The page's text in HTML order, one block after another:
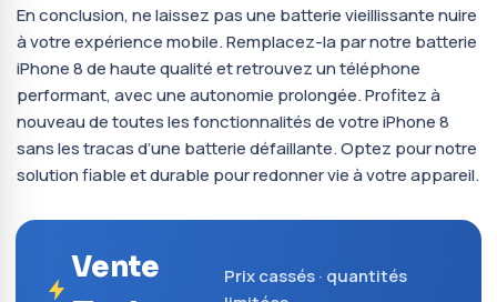
En conclusion, ne laissez pas une batterie vieillissante nuire
à votre expérience mobile. Remplacez-la par notre batterie
iPhone 8 de haute qualité et retrouvez un téléphone
performant, avec une autonomie prolongée. Profitez à
nouveau de toutes les fonctionnalités de votre iPhone 8
sans les tracas d’une batterie défaillante. Optez pour notre
solution fiable et durable pour redonner vie à votre appareil.
Vente
Prix cassés · quantités